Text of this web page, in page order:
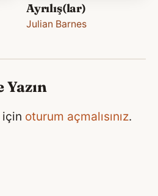
Ayrılış(lar)
Julian Barnes
için oturum açmalısınız.